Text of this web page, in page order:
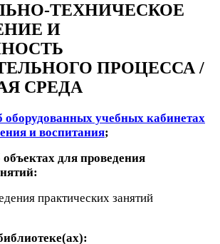
ТЕХНИЧЕСКОЕ
И
ПРОЦЕССА /
СРЕДА
учебных кабинетах
и воспитания;
для проведения
практических занятий